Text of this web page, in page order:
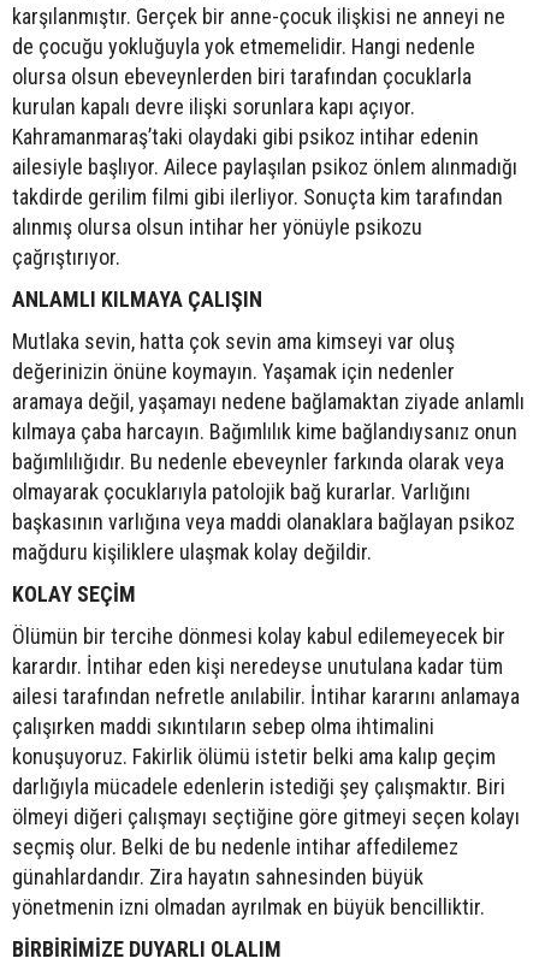
karşılanmıştır. Gerçek bir anne-çocuk ilişkisi ne anneyi ne
de çocuğu yokluğuyla yok etmemelidir. Hangi nedenle
olursa olsun ebeveynlerden biri tarafından çocuklarla
kurulan kapalı devre ilişki sorunlara kapı açıyor.
Kahramanmaraş’taki olaydaki gibi psikoz intihar edenin
ailesiyle başlıyor. Ailece paylaşılan psikoz önlem alınmadığı
takdirde gerilim filmi gibi ilerliyor. Sonuçta kim tarafından
alınmış olursa olsun intihar her yönüyle psikozu
çağrıştırıyor.
ANLAMLI KILMAYA ÇALIŞIN
Mutlaka sevin, hatta çok sevin ama kimseyi var oluş
değerinizin önüne koymayın. Yaşamak için nedenler
aramaya değil, yaşamayı nedene bağlamaktan ziyade anlamlı
kılmaya çaba harcayın. Bağımlılık kime bağlandıysanız onun
bağımlılığıdır. Bu nedenle ebeveynler farkında olarak veya
olmayarak çocuklarıyla patolojik bağ kurarlar. Varlığını
başkasının varlığına veya maddi olanaklara bağlayan psikoz
mağduru kişiliklere ulaşmak kolay değildir.
KOLAY SEÇİM
Ölümün bir tercihe dönmesi kolay kabul edilemeyecek bir
karardır. İntihar eden kişi neredeyse unutulana kadar tüm
ailesi tarafından nefretle anılabilir. İntihar kararını anlamaya
çalışırken maddi sıkıntıların sebep olma ihtimalini
konuşuyoruz. Fakirlik ölümü istetir belki ama kalıp geçim
darlığıyla mücadele edenlerin istediği şey çalışmaktır. Biri
ölmeyi diğeri çalışmayı seçtiğine göre gitmeyi seçen kolayı
seçmiş olur. Belki de bu nedenle intihar affedilemez
günahlardandır. Zira hayatın sahnesinden büyük
yönetmenin izni olmadan ayrılmak en büyük bencilliktir.
BİRBİRİMİZE DUYARLI OLALIM